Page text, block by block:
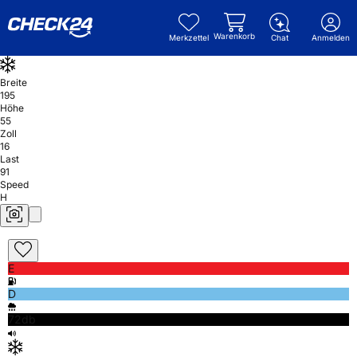
Merkzettel Warenkorb Chat Anmelden
Breite
195
Höhe
55
Zoll
16
Last
91
Speed
H
E
D
72db